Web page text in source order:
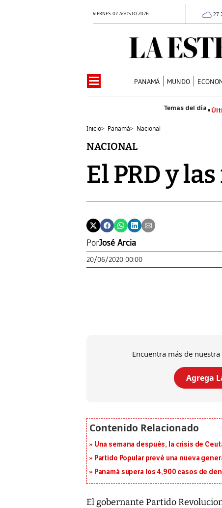
VIERNES 07 AGOSTO 2026
PANAMÁ MUNDO
Inicio> Panamá> Nacional
NACIONAL
El PRD y
PorJosé Arcia
20/06/2020 00:00
Encuentra más de
Agrega
Una semana después, la crisis de
Partido Popular prevé una nueva
Panamá supera los 4,900 casos de
El gobernante Partido